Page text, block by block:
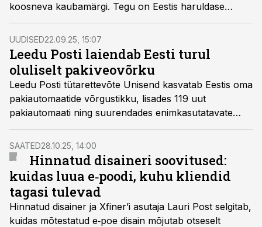
koosneva kaubamärgi. Tegu on Eestis haruldase
juhtumiga, kus üks värv on saanud monopoolse
kaubamärgiõiguse. Eesti Postil on nüüd õigus keelata
konkurentidel oranži oma toodetel ja teenustel
kasutada.
UUDISED22.09.25, 15:07
Leedu Posti laiendab Eesti turul
oluliselt pakiveovõrku
Leedu Posti tütarettevõte Unisend kasvatab Eestis oma
pakiautomaatide võrgustikku, lisades 119 uut
pakiautomaati ning suurendades enimkasutatavate
automaatide mahtu 50 lisaveeru võrra.
SAATED28.10.25, 14:00
Hinnatud disaineri soovitused:
kuidas luua e‑poodi, kuhu kliendid
tagasi tulevad
Hinnatud disainer ja Xfiner’i asutaja Lauri Post selgitab,
kuidas mõtestatud e‑poe disain mõjutab otseselt